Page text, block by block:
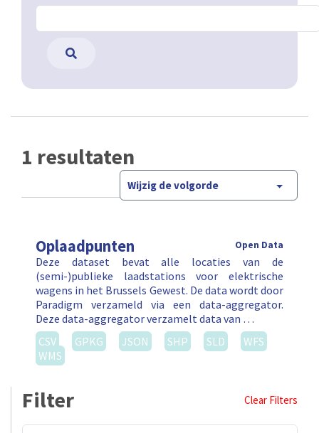
1 resultaten
Wijzig de volgorde
Oplaadpunten Open Data
Deze dataset bevat alle locaties van de
(semi-)publieke laadstations voor elektrische
wagens in het Brussels Gewest. De data wordt door
Paradigm verzameld via een data-aggregator.
Deze data-aggregator verzamelt data van …
CSV
GPKG JSON SHP SLD
WFS
WMS
Filter Clear Filters